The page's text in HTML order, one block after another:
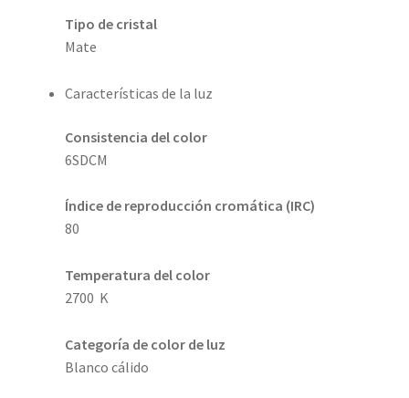
Tipo de cristal
Mate
Características de la luz
Consistencia del color
6SDCM
Índice de reproducción cromática (IRC)
80
Temperatura del color
2700 K
Categoría de color de luz
Blanco cálido